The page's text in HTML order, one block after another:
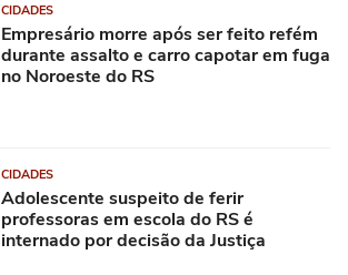
CIDADES
Empresário morre após ser feito refém
durante assalto e carro capotar em fuga
no Noroeste do RS
CIDADES
Adolescente suspeito de ferir
professoras em escola do RS é
internado por decisão da Justiça